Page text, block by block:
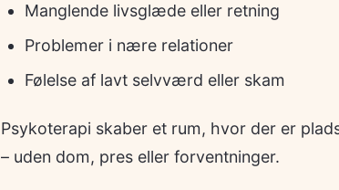
Manglende livsglæde eller retning
Problemer i nære relationer
Følelse af lavt selvværd eller skam
Psykoterapi skaber et rum, hvor der er
– uden dom, pres eller forventninger.